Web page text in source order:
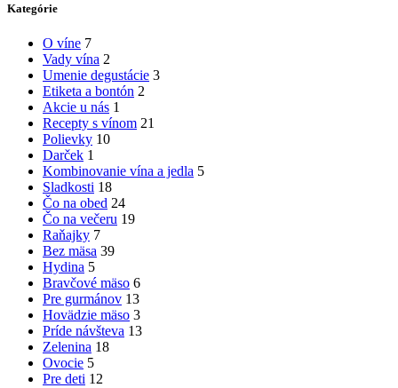
Kategórie
O víne 7
Vady vína 2
Umenie degustácie 3
Etiketa a bontón 2
Akcie u nás 1
Recepty s vínom 21
Polievky 10
Darček 1
Kombinovanie vína a jedla 5
Sladkosti 18
Čo na obed 24
Čo na večeru 19
Raňajky 7
Bez mäsa 39
Hydina 5
Bravčové mäso 6
Pre gurmánov 13
Hovädzie mäso 3
Príde návšteva 13
Zelenina 18
Ovocie 5
Pre deti 12